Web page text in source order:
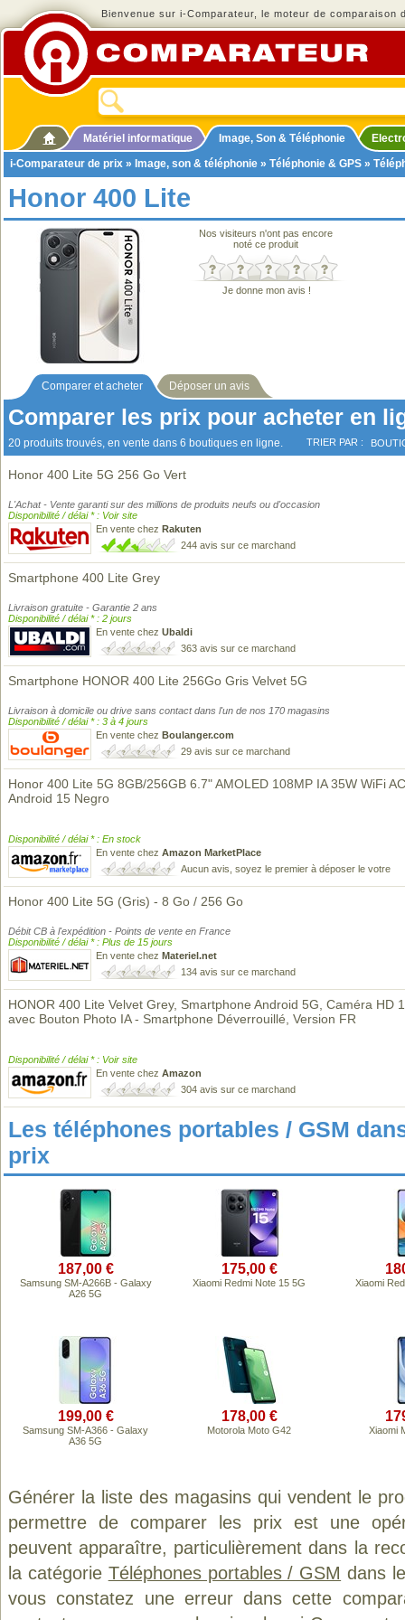
Bienvenue sur i-Comparateur, le moteur de comparaison
Matériel informatique Image, Son & Téléphonie
i-Comparateur de prix » Image, son & téléphonie » Téléphonie & GPS »
Honor 400 Lite
Nos visiteurs n'ont pas encore
noté ce produit
Je donne mon avis !
Comparer et acheter Déposer un avis
Comparer les prix pour acheter en
20 produits trouvés, en vente dans 6 boutiques en ligne. TRIER PAR :
Honor 400 Lite 5G 256 Go Vert
L'Achat - Vente garanti sur des millions de produits neufs ou d'occasion
Disponibilité / délai * : Voir site
En vente chez Rakuten
244 avis sur ce marchand
Smartphone 400 Lite Grey
Livraison gratuite - Garantie 2 ans
Disponibilité / délai * : 2 jours
En vente chez Ubaldi
363 avis sur ce marchand
Smartphone HONOR 400 Lite 256Go Gris Velvet 5G
Livraison à domicile ou drive sans contact dans l'un de nos 170 magasins
Disponibilité / délai * : 3 à 4 jours
En vente chez Boulanger.com
29 avis sur ce marchand
Honor 400 Lite 5G 8GB/256GB 6.7" AMOLED 108MP IA 35W WiFi AC
Android 15 Negro
Disponibilité / délai * : En stock
En vente chez Amazon MarketPlace
Aucun avis, soyez le premier à déposer le votre
Honor 400 Lite 5G (Gris) - 8 Go / 256 Go
Débit CB à l'expédition - Points de vente en France
Disponibilité / délai * : Plus de 15 jours
En vente chez Materiel.net
134 avis sur ce marchand
HONOR 400 Lite Velvet Grey, Smartphone Android 5G, Caméra HD
avec Bouton Photo IA - Smartphone Déverrouillé, Version FR
Disponibilité / délai * : Voir site
En vente chez Amazon
304 avis sur ce marchand
Les téléphones portables / GSM
prix
187,00 €
Samsung SM-A266B - Galaxy
A26 5G
175,00 €
Xiaomi Redmi Note 15 5G Xiaomi
199,00 €
Samsung SM-A366 - Galaxy
A36 5G
178,00 €
Motorola Moto G42 Xiaomi
Générer la liste des magasins qui vendent le
permettre de comparer les prix est une
peuvent apparaître, particulièrement dans la
la catégorie Téléphones portables / GSM dans
vous constatez une erreur dans cette